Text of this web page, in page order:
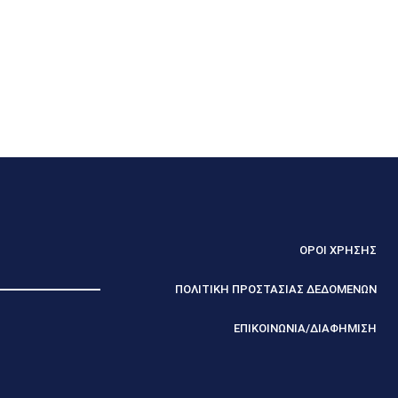
ΟΡΟΙ ΧΡΗΣΗΣ
ΠΟΛΙΤΙΚΗ ΠΡΟΣΤΑΣΙΑΣ ΔΕΔΟΜΕΝΩΝ
ΕΠΙΚΟΙΝΩΝΙΑ/ΔΙΑΦΗΜΙΣΗ